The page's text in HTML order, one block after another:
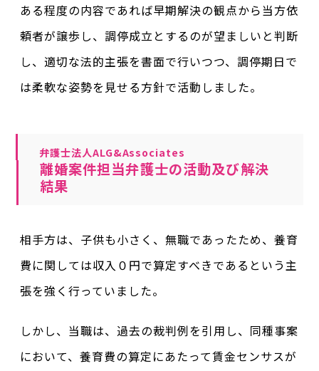
ある程度の内容であれば早期解決の観点から当方依
頼者が譲歩し、調停成立とするのが望ましいと判断
し、適切な法的主張を書面で行いつつ、調停期日で
は柔軟な姿勢を見せる方針で活動しました。
弁護士法人ALG&Associates
離婚案件担当弁護士の活動及び解決
結果
相手方は、子供も小さく、無職であったため、養育
費に関しては収入０円で算定すべきであるという主
張を強く行っていました。
しかし、当職は、過去の裁判例を引用し、同種事案
において、養育費の算定にあたって賃金センサスが